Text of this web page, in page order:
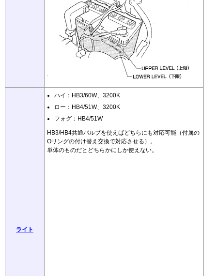
ライト
ハイ：HB3/60W、3200K
ロー：HB4/51W、3200K
フォグ：HB4/51W
HB3/HB4共通バルブを使えばどちらにも対応可能（付属の
Oリングの付け替え交換で対応させる）。
単体のものだとどちらかにしか使えない。